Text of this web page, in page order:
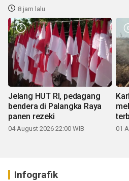
8 jam lalu
Jelang HUT RI, pedagang
bendera di Palangka Raya
panen rezeki
04 August 2026 22:00 WIB 01
Infografik